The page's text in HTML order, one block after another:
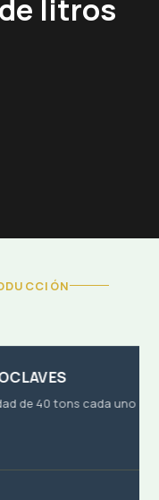
litros
tons cada uno